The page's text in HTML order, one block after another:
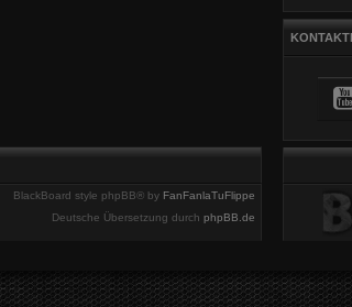
BlackBoard style phpBB® by FanFanlaTuFlippe
Deutsche Übersetzung durchphpBB.de